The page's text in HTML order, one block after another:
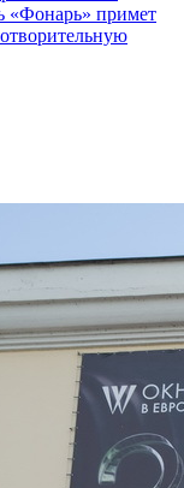
«Фонарь» примет